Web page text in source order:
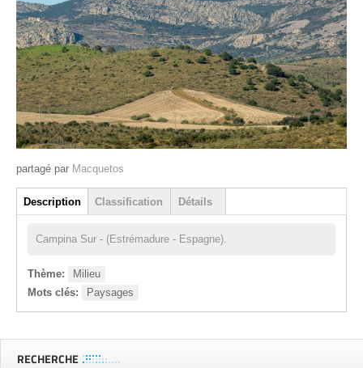
partagé par Macquetos
Groupe
Description
(onglet actif)
Classification Détails
Campina Sur - (Estrémadure - Espagne).
Thème:
Milieu
Mots clés:
Paysages
RECHERCHE